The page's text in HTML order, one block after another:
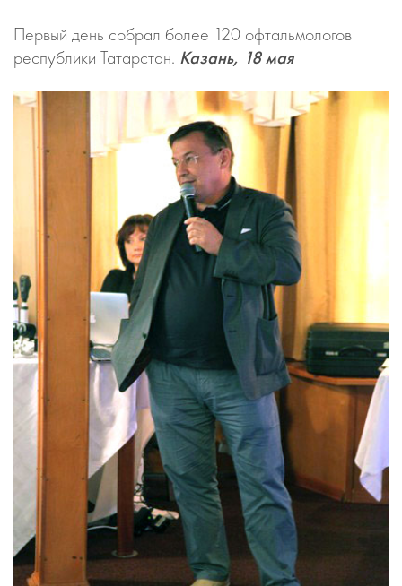
Первый день собрал более 120 офтальмологов
республики Татарстан. Казань, 18 мая